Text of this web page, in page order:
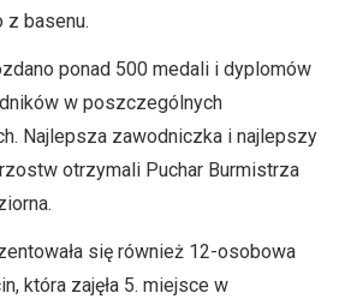
basenu.
ponad 500 medali i dyplomów
w poszczególnych
Najlepsza zawodniczka i najlepszy
otrzymali Puchar Burmistrza
się również 12-osobowa
która zajęła 5. miejsce w